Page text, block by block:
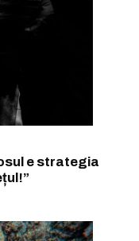
e strategia